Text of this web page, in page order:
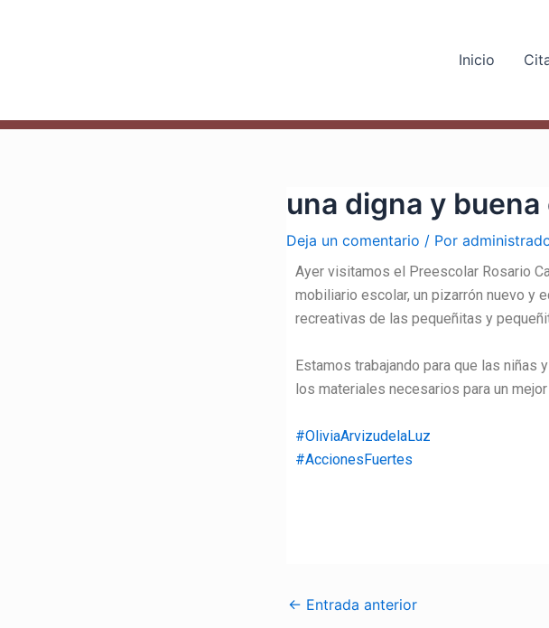
Inicio
una digna y
Deja un comentario / Por
Ayer visitamos el Preescolar Rosario
mobiliario escolar, un pizarrón nuevo y
recreativas de las pequeñitas y
Estamos trabajando para que las niñas
los materiales necesarios para un
#OliviaArvizudelaLuz
#AccionesFuertes
← Entrada anterior